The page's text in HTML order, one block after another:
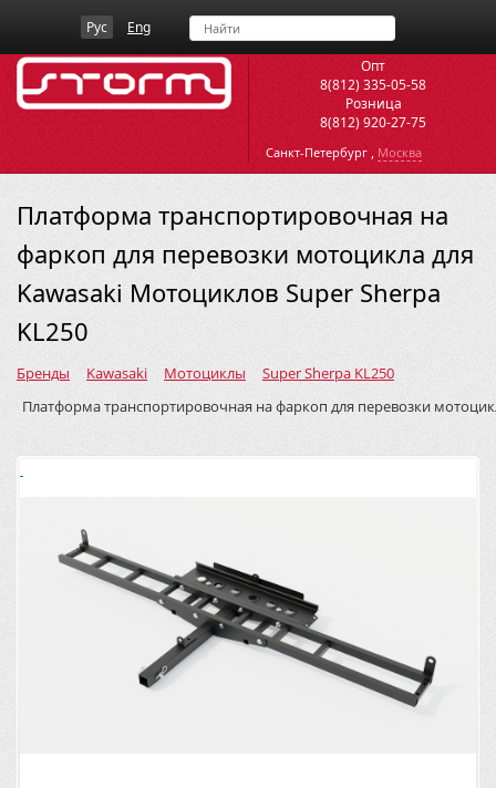
Рус Eng
Опт
8(812) 335-05-58
Розница
8(812) 920-27-75
Санкт-Петербург , Москва
Платформа транспортировочная на
фаркоп для перевозки мотоцикла для
Kawasaki Мотоциклов Super Sherpa
KL250
Бренды Kawasaki Мотоциклы
Super Sherpa KL250
Платформа транспортировочная на фаркоп для перевозки